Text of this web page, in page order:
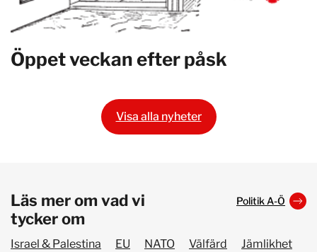
Öppet veckan efter påsk
Visa alla nyheter
Läs mer om vad vi
tycker om
Politik A-Ö
Israel & Palestina EU NATO Välfärd
Jämlikhet